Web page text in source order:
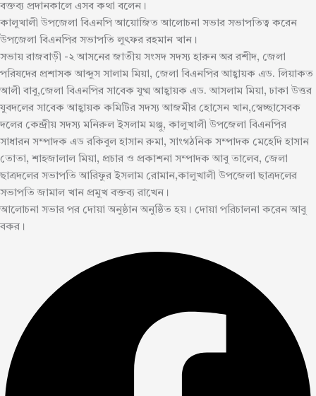
বক্তব্য প্রদানকালে এসব কথা বলেন।
কালুখালী উপজেলা বিএনপি আয়োজিত আলোচনা সভার সভাপতিত্ব করেন
উপজেলা বিএনপির সভাপতি লুৎফর রহমান খান।
সভায় রাজবাড়ী -২ আসনের জাতীয় সংসদ সদস্য হারুন অর রশীদ, জেলা
পরিষদের প্রশাসক আব্দুস সালাম মিয়া, জেলা বিএনপির আহ্বায়ক এড. লিয়াকত
আলী বাবু,জেলা বিএনপির সাবেক যুগ্ম আহ্বায়ক এড. আসলাম মিয়া, ঢাকা উত্তর
যুবদলের সাবেক আহ্বায়ক কমিটির সদস্য আজমীর হোসেন খান,স্বেচ্ছাসেবক
দলের কেন্দ্রীয় সদস্য মনিরুল ইসলাম মঞ্জু, কালুখালী উপজেলা বিএনপির
সাধারন সম্পাদক এড রকিবুল হাসান রুমা, সাংগঠনিক সম্পাদক মেহেদি হাসান
তোতা, শাহজালাল মিয়া, প্রচার ও প্রকাশনা সম্পাদক আবু তালেব, জেলা
ছাত্রদলের সভাপতি আরিফুর ইসলাম রোমান,কালুখালী উপজেলা ছাত্রদলের
সভাপতি জামাল খান প্রমুখ বক্তব্য রাখেন।
আলোচনা সভার পর দোয়া অনুষ্ঠান অনুষ্ঠিত হয়। দোয়া পরিচালনা করেন আবু
বকর।